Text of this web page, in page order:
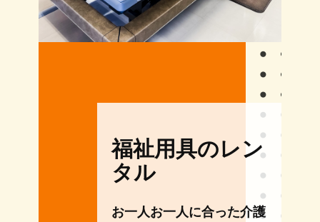
福祉用具のレン
タル
お一人お一人に合った介護